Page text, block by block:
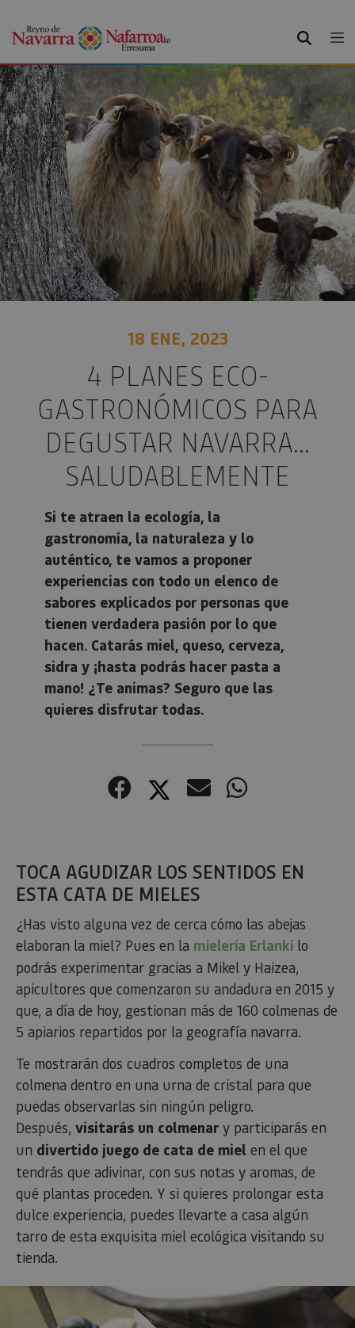
BUSCAR
18 ENE, 2023
4 PLANES ECO-
GASTRONÓMICOS PARA
DEGUSTAR NAVARRA...
SALUDABLEMENTE
Si te atraen la ecología, la
gastronomía, la naturaleza y lo
auténtico, te vamos a proponer
experiencias con todo un elenco de
sabores explicados por personas que
tienen verdadera pasión por lo que
hacen. Catarás miel, queso, cerveza,
sidra y ¡hasta podrás hacer pasta a
mano! ¿Te animas? Seguro que las
quieres disfrutar todas.
Facebook
Twitter
CorreoWhatsApp
TOCA AGUDIZAR LOS SENTIDOS EN
ESTA CATA DE MIELES
¿Has visto alguna vez de cerca cómo las abejas
elaboran la miel? Pues en la mielería Erlanki lo
podrás experimentar gracias a Mikel y Haizea,
apicultores que comenzaron su andadura en 2015 y
que, a día de hoy, gestionan más de 160 colmenas de
5 apiarios repartidos por la geografía navarra.
Te mostrarán dos cuadros completos de una
colmena dentro en una urna de cristal para que
puedas observarlas sin ningún peligro.
Después, visitarás un colmenar y participarás en
un divertido juego de cata de miel en el que
tendrás que adivinar, con sus notas y aromas, de
qué plantas proceden. Y si quieres prolongar esta
dulce experiencia, puedes llevarte a casa algún
tarro de esta exquisita miel ecológica visitando su
tienda.